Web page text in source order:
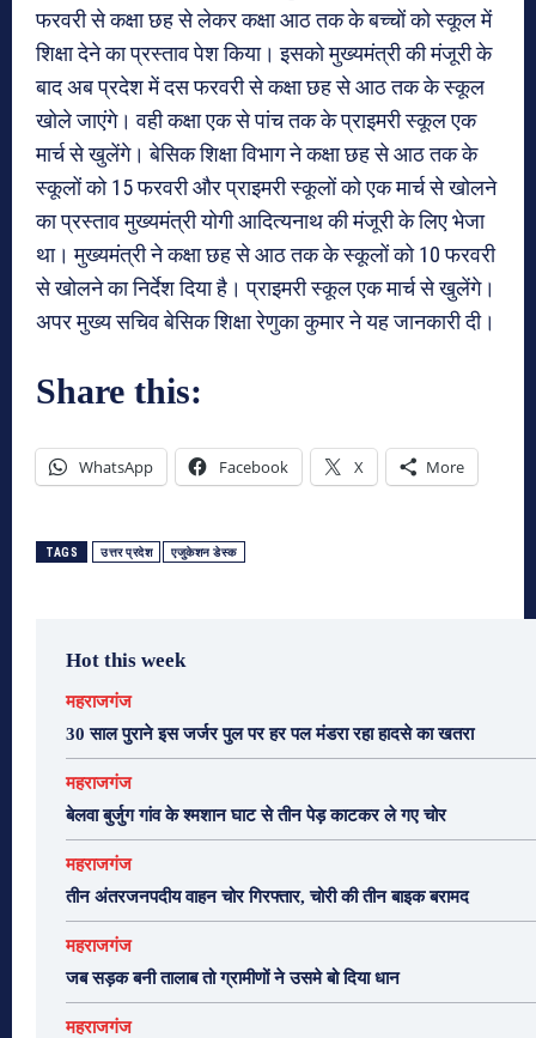
फरवरी से कक्षा छह से लेकर कक्षा आठ तक के बच्चों को स्कूल में
शिक्षा देने का प्रस्ताव पेश किया। इसको मुख्यमंत्री की मंजूरी के
बाद अब प्रदेश में दस फरवरी से कक्षा छह से आठ तक के स्कूल
खोले जाएंगे। वही कक्षा एक से पांच तक के प्राइमरी स्कूल एक
मार्च से खुलेंगे। बेसिक शिक्षा विभाग ने कक्षा छह से आठ तक के
स्कूलों को 15 फरवरी और प्राइमरी स्कूलों को एक मार्च से खोलने
का प्रस्ताव मुख्यमंत्री योगी आदित्यनाथ की मंजूरी के लिए भेजा
था। मुख्यमंत्री ने कक्षा छह से आठ तक के स्कूलों को 10 फरवरी
से खोलने का निर्देश दिया है। प्राइमरी स्कूल एक मार्च से खुलेंगे।
अपर मुख्य सचिव बेसिक शिक्षा रेणुका कुमार ने यह जानकारी दी।
Share this:
WhatsApp Facebook X More
TAGS उत्तर प्रदेश एजुकेशन डेस्क
Hot this week
महराजगंज
30 साल पुराने इस जर्जर पुल पर हर पल मंडरा रहा हादसे का खतरा
महराजगंज
बेलवा बुर्जुग गांव के श्मशान घाट से तीन पेड़ काटकर ले गए चोर
महराजगंज
तीन अंतरजनपदीय वाहन चोर गिरफ्तार, चोरी की तीन बाइक बरामद
महराजगंज
जब सड़क बनी तालाब तो ग्रामीणों ने उसमे बो दिया धान
महराजगंज